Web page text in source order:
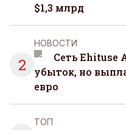
$1,3 млрд
2
НОВОСТИ
Сеть Ehituse
убыток, но
евро
ТОП